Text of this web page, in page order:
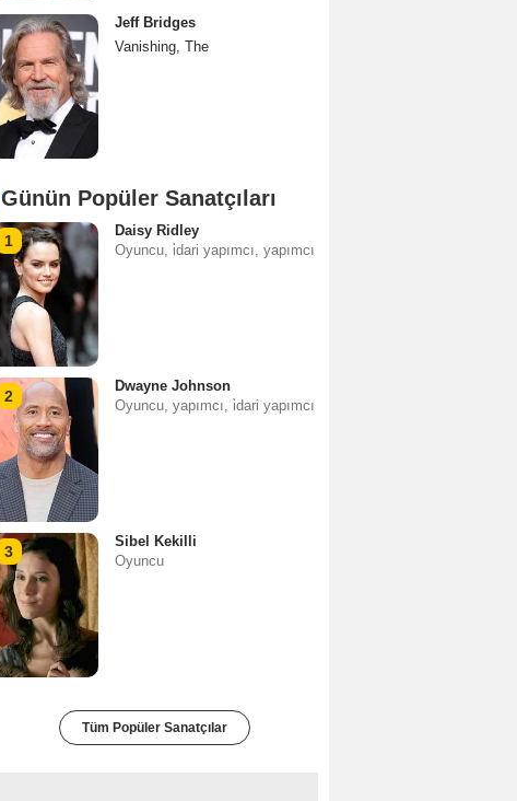
Jeff Bridges
Vanishing, The
Günün Popüler Sanatçıları
1
Daisy Ridley
Oyuncu, i̇dari yapımcı, yapımcı
2
Dwayne Johnson
Oyuncu, yapımcı, i̇dari yapımcı
3
Sibel Kekilli
Oyuncu
Tüm Popüler Sanatçılar